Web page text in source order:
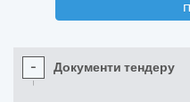
- Документи тендеру